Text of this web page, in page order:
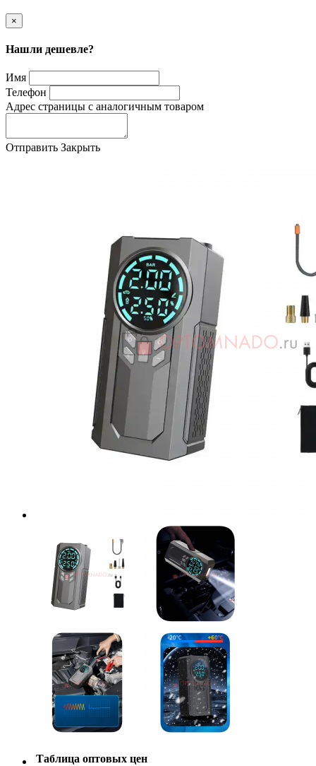
×
Нашли дешевле?
Имя
Телефон
Адрес страницы с аналогичным товаром
Отправить Закрыть
Таблица оптовых цен